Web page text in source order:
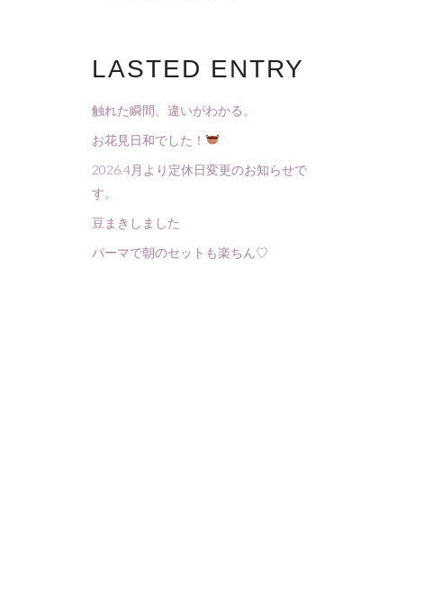
LASTED ENTRY
触れた瞬間、違いがわかる。
お花見日和でした！
2026.4月より定休日変更のお知らせで
す。
豆まきしました
パーマで朝のセットも楽ちん♡